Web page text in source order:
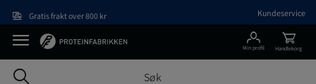
Gratis frakt over 800 kr Kundeservice
Min profil Handlekorg